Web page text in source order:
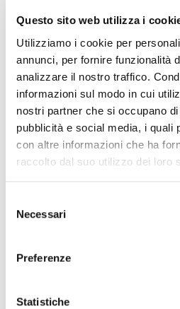
Questo sito web utilizza i
Utilizziamo i cookie per
annunci, per fornire funzionalità
analizzare il nostro traffico.
informazioni sul modo in cui
nostri partner che si occupano
pubblicità e social media, i quali
con altre informazioni che ha
raccolto dal suo utilizzo dei loro
delNecessari
Preferenze
Statistiche
QUALITÀ MADE IN ITALY
GUIDA ALLE TAGLIE
POTREBBERO PIACERTI ANCHE